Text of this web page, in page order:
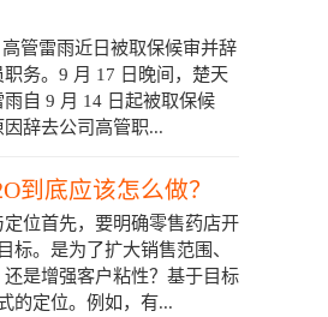
管雷雨近日被取保候审并辞
务。9 月 17 日晚间，楚天
自 9 月 14 日起被取保候
辞去公司高管职...
到底应该怎么做？
位首先，要明确零售药店开
标。是为了扩大销售范围、
是增强客户粘性？基于目标
的定位。例如，有...